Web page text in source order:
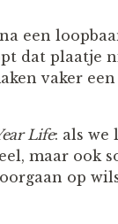
een
dat plaatje
vaker
Life: als we
maar ook
op